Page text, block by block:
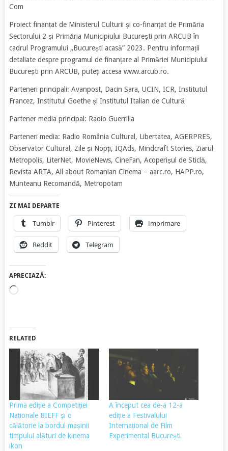
Com
Proiect finanțat de Ministerul Culturii și co-finanțat de Primăria
Sectorului 2 și Primăria Municipiului București prin ARCUB în
cadrul Programului „București acasă” 2023. Pentru informații
detaliate despre programul de finanțare al Primăriei Municipiului
București prin ARCUB, puteți accesa www.arcub.ro.
Parteneri principali: Avanpost, Dacin Sara, UCIN, ICR, Institutul
Francez, Institutul Goethe și Institutul Italian de Cultură
Partener media principal: Radio Guerrilla
Parteneri media: Radio România Cultural, Libertatea, AGERPRES,
Observator Cultural, Zile și Nopți, IQAds, Mindcraft Stories, Ziarul
Metropolis, LiterNet, MovieNews, CineFan, Acoperișul de Sticlă,
Revista ARTA, All about Romanian Cinema – aarc.ro, HAPP.ro,
Munteanu Recomandă, Metropotam
ZI MAI DEPARTE
Tumblr Pinterest Imprimare
Reddit Telegram
APRECIAZĂ:
Încarc...
RELATED
Prima ediție a Competiției
Naționale BIEFF și o
călătorie la bordul mașinii
timpului alături de kinema
ikon
A început cea de-a 12-a
ediție a Festivalului
Internațional de Film
Experimental București